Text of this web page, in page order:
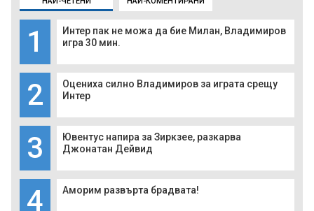
1
Интер пак не можа да бие Милан, Владимиров
игра 30 мин.
2
Оцениха силно Владимиров за играта срещу
Интер
3
Ювентус напира за Зиркзее, разкарва
Джонатан Дейвид
4 Аморим развърта брадвата!